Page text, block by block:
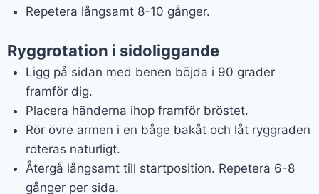
Repetera långsamt 8-10 gånger.
Ryggrotation i sidoliggande
Ligg på sidan med benen böjda i 90 grader
framför dig.
Placera händerna ihop framför bröstet.
Rör övre armen i en båge bakåt och låt ryggraden
roteras naturligt.
Återgå långsamt till startposition. Repetera 6-8
gånger per sida.